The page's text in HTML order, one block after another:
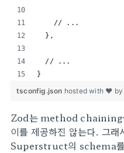
    // ...
  },
  // ...
}
tsconfig.json hosted with ❤
Zod는 method chaining
이를 제공하진 않는다. 그
Superstruct의 schema를